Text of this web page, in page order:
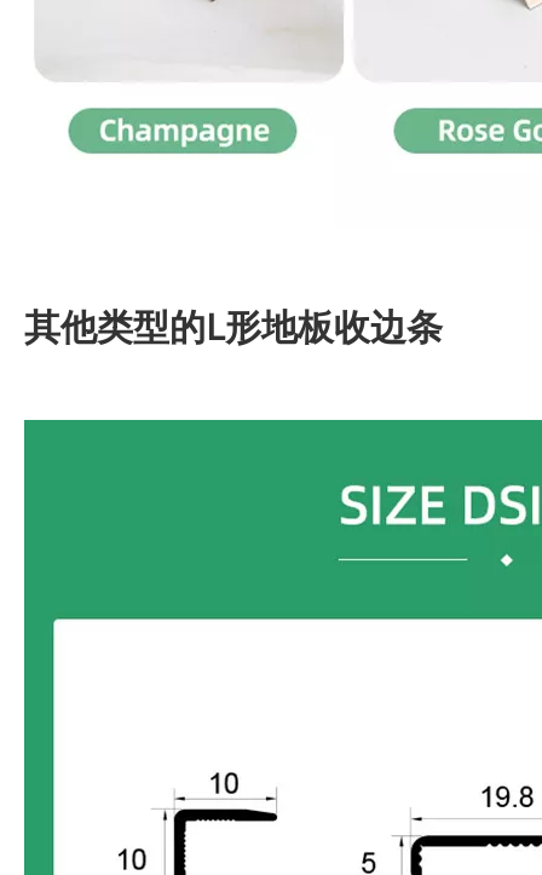
其他类型的L形地板收边条